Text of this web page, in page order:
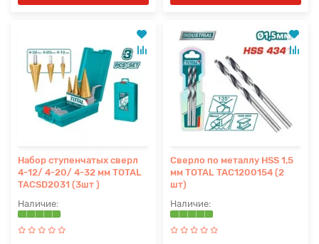
Набор ступенчатых сверл
4-12/ 4-20/ 4-32 мм TOTAL
TACSD2031 (3шт )
Сверло по металлу HSS 1,5
мм TOTAL TAC1200154 (2
шт)